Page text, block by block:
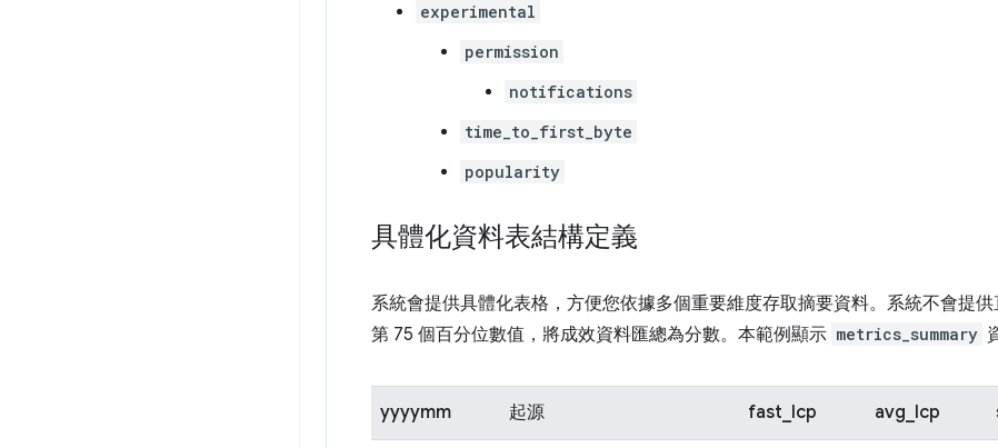
experimental
permission
notifications
time_to_first_byte
popularity
具體化資料表結構定義
系統會提供具體化表格，方便您依據多個重要維度存取摘要資料。系統不會提
第 75 個百分位數值，將成效資料匯總為分數。本範例顯示 metrics_summary
yyyymm 起源 fast_lcp avg_lcp